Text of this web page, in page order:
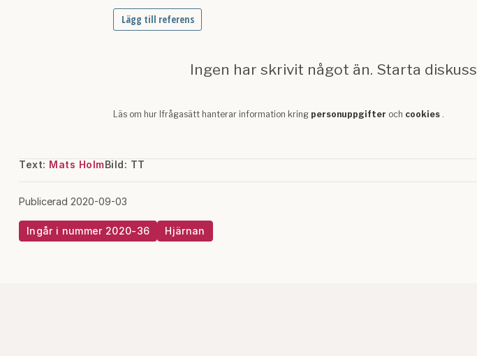
Text: Mats HolmBild: TT
Publicerad 2020-09-03
Ingår i nummer 2020-36 Hjärnan